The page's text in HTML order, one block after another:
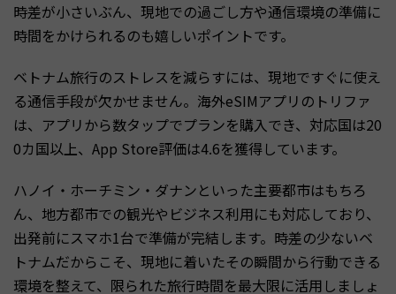
時差が小さいぶん、現地での過ごし方や通信環境の準備に
時間をかけられるのも嬉しいポイントです。
ベトナム旅行のストレスを減らすには、現地ですぐに使え
る通信手段が欠かせません。海外eSIMアプリのトリファ
は、アプリから数タップでプランを購入でき、対応国は20
0カ国以上、App Store評価は4.6を獲得しています。
ハノイ・ホーチミン・ダナンといった主要都市はもちろ
ん、地方都市での観光やビジネス利用にも対応しており、
出発前にスマホ1台で準備が完結します。時差の少ないベ
トナムだからこそ、現地に着いたその瞬間から行動できる
環境を整えて、限られた旅行時間を最大限に活用しましょ